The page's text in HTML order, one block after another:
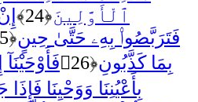
ٱلْأَوَّلِينَ﴿24﴾
فَتَرَبَّصُوا۟ بِهِۦ حَتَّىٰ حِينٍ﴿25﴾
بِمَا كَذَّبُونِ﴿26﴾
بِأَعْيُنِنَا وَوَحْيِنَا